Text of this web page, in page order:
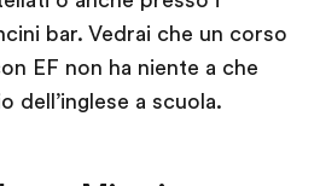
bar. Vedrai che un corso
EF non ha niente a che
dell’inglese a scuola.